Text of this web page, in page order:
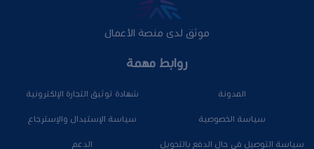
روابط مهمة
المدونة شهادة توثيق التجارة الإلكترونية
سياسة الخصوصية سياسة الإستبدال والإسترجاع
سياسة التوصيل في حال الدفع بالتحويل الدعم
موثق لدى منصة الأعمال